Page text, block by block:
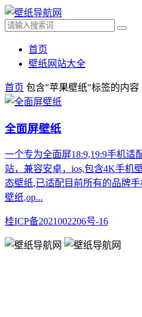
首页
壁纸网站大全
首页 包含"苹果壁纸"标签的内容
全面屏壁纸
一个专为全面屏18:9,19:9手机适
站，兼容安卓，ios,包含4K手机
态壁纸,已适配目前所有的品牌
壁纸,op...
桂ICP备2021002206号-16